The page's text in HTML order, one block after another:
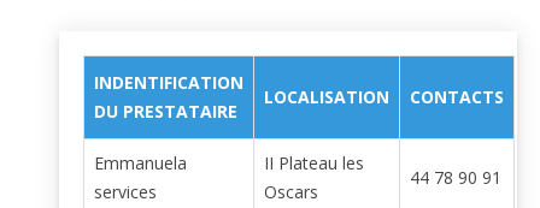
INDENTIFICATION
DU PRESTATAIRE
LOCALISATION CONTACTS
Emmanuela
services
II Plateau les
Oscars
44 78 90 91